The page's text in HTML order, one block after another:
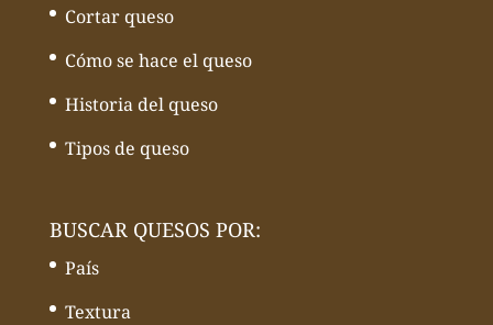
Cortar queso
Cómo se hace el queso
Historia del queso
Tipos de queso
BUSCAR QUESOS POR:
País
Textura